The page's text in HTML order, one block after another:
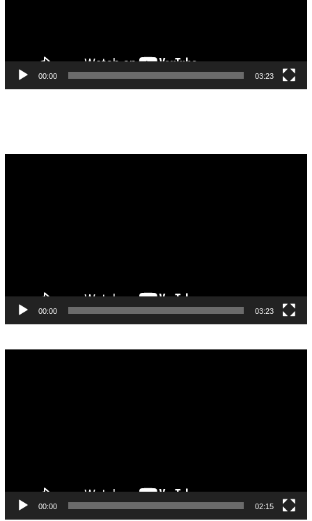
00:00 03:23
00:00 03:23
00:00 02:15